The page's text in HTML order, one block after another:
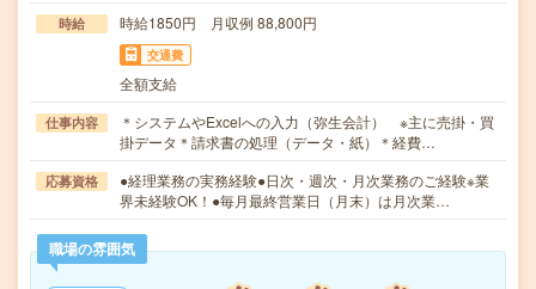
時給 時給1850円 月収例 88,800円
交通費
全額支給
仕事内容
＊システムやExcelへの入力（弥生会計） ※主に売掛・買
掛データ＊請求書の処理（データ・紙）＊経費…
応募資格
●経理業務の実務経験●日次・週次・月次業務のご経験※業
界未経験OK！●毎月最終営業日（月末）は月次業…
職場の雰囲気